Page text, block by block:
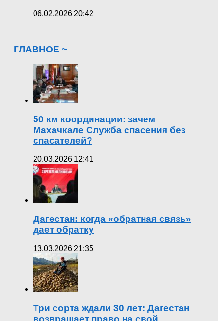
06.02.2026 20:42
ГЛАВНОЕ ~
50 км координации: зачем
Махачкале Служба спасения без
спасателей?
20.03.2026 12:41
Дагестан: когда «обратная связь»
дает обратку
13.03.2026 21:35
Три сорта ждали 30 лет: Дагестан
возвращает право на свой